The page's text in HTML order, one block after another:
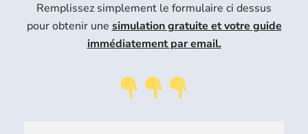
Remplissez simplement le formulaire ci dessus
pour obtenir une simulation gratuite et votre guide
immédiatement par email.